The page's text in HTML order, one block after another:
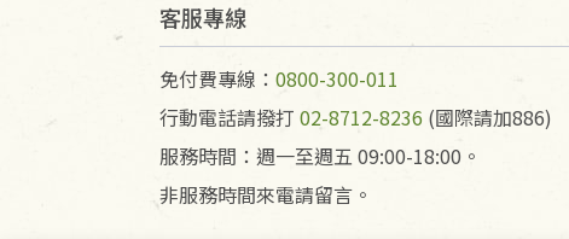
客服專線
免付費專線： 0800-300-011
行動電話請撥打 02-8712-8236 (國際請加886)
服務時間：週一至週五 09:00-18:00。
非服務時間來電請留言。